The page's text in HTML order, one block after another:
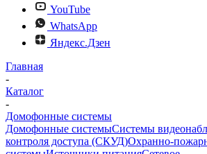
YouTube
WhatsApp
Яндекс.Дзен
Главная
-
Каталог
-
Домофонные системы
Домофонные системыСистемы
контроля доступа (СКУД)Охранно-